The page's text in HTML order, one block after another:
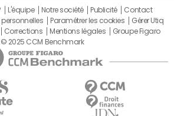
L'équipe Notre société Publicité
Contact
personnelles Paramétrer les cookies
Gérer Utiq
Corrections Mentions légales
Groupe Figaro
© 2025 CCM Benchmark